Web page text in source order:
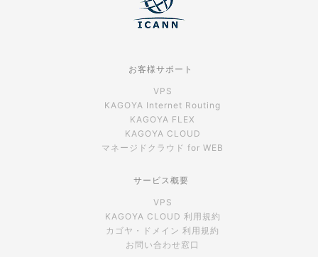
お客様サポート
VPS
KAGOYA Internet Routing
KAGOYA FLEX
KAGOYA CLOUD
マネージドクラウド for WEB
サービス概要
VPS
KAGOYA CLOUD 利用規約
カゴヤ・ドメイン 利用規約
お問い合わせ窓口